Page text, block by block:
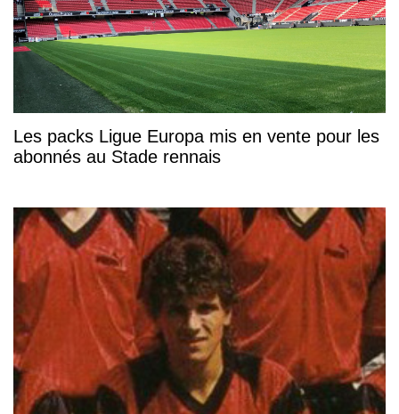
Les packs Ligue Europa mis en vente pour les
abonnés au Stade rennais